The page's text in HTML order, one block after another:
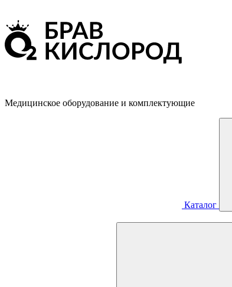
Медицинское оборудование и комплектующие
Каталог